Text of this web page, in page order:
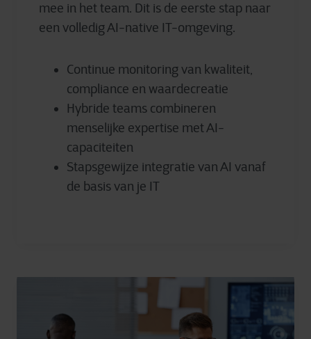
mee in het team. Dit is de eerste stap naar
een volledig AI-native IT-omgeving.
Continue monitoring van kwaliteit,
compliance en waardecreatie
Hybride teams combineren
menselijke expertise met AI-
capaciteiten
Stapsgewijze integratie van AI vanaf
de basis van je IT